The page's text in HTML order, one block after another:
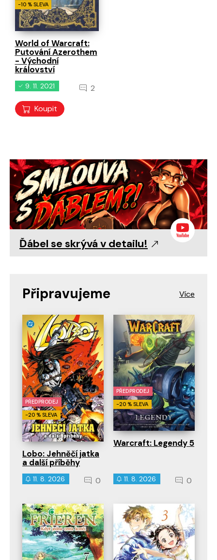
-10 % SLEVA
World of Warcraft:
Putování Azerothem
- Východní
království
9. 11. 2021 2
Koupit
Ďábel se skrývá v detailu!
Připravujeme
PŘEDPRODEJ
-20 % SLEVA
Lobo: Jehněčí jatka
a další příběhy
11. 8. 2026 0
PŘEDPRODEJ
-20 % SLEVA
Warcraft: Legendy 5
11. 8. 2026 0